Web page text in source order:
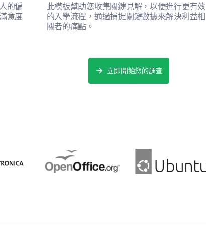
的偏
意度
此模板幫助您收集關鍵見解，以便進行更有效
的入學流程，通過捕捉關鍵數據來解決利益相
關者的痛點。
立即開始您的調查